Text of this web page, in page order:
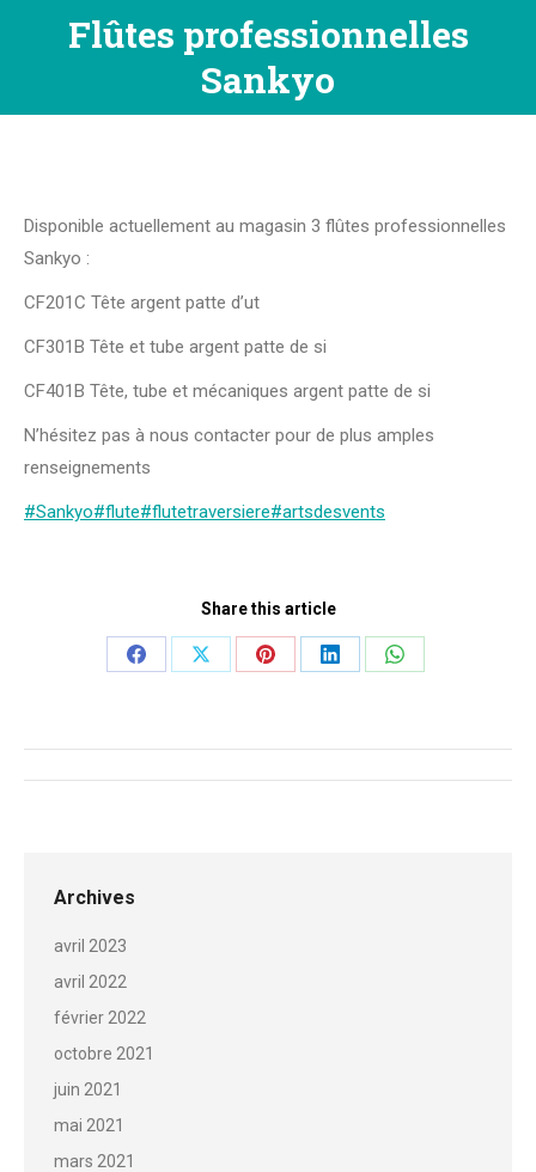
Flûtes professionnelles
Sankyo
Disponible actuellement au magasin 3 flûtes professionnelles
Sankyo :
CF201C Tête argent patte d’ut
CF301B Tête et tube argent patte de si
CF401B Tête, tube et mécaniques argent patte de si
N’hésitez pas à nous contacter pour de plus amples
renseignements
#Sankyo#flute#flutetraversiere#artsdesvents
Share this article
Share
Share
Share
Share
Share
Navigation
commentaire
Archives
avril 2023
avril 2022
février 2022
octobre 2021
juin 2021
mai 2021
mars 2021